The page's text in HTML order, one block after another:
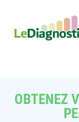
OBTENEZ